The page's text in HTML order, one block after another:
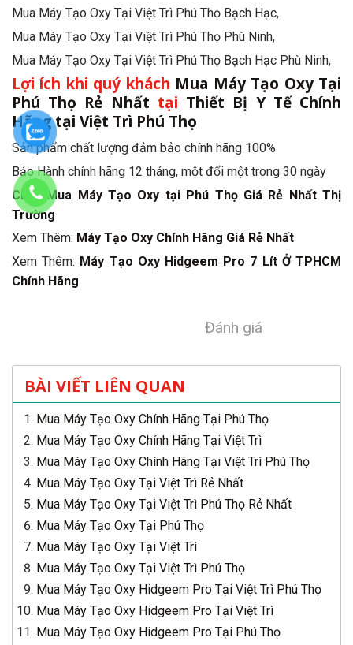
Mua Máy Tạo Oxy Tại Việt Trì Phú Thọ Bạch Hạc,
Mua Máy Tạo Oxy Tại Việt Trì Phú Thọ Phù Ninh,
Mua Máy Tạo Oxy Tại Việt Trì Phú Thọ Bạch Hạc Phù Ninh,
Lợi ích khi quý khách Mua Máy Tạo Oxy Tại
Phú Thọ Rẻ Nhất tại Thiết Bị Y Tế Chính
Hãng tại Việt Trì Phú Thọ
Sản phẩm chất lượng đảm bảo chính hãng 100%
Bảo Hành chính hãng 12 tháng, một đổi một trong 30 ngày
Click Mua Máy Tạo Oxy tại Phú Thọ Giá Rẻ Nhất Thị
Trường
Xem Thêm: Máy Tạo Oxy Chính Hãng Giá Rẻ Nhất
Xem Thêm: Máy Tạo Oxy Hidgeem Pro 7 Lít Ở TPHCM
Chính Hãng
Đánh giá
BÀI VIẾT LIÊN QUAN
Mua Máy Tạo Oxy Chính Hãng Tại Phú Thọ
Mua Máy Tạo Oxy Chính Hãng Tại Việt Trì
Mua Máy Tạo Oxy Chính Hãng Tại Việt Trì Phú Thọ
Mua Máy Tạo Oxy Tại Việt Trì Rẻ Nhất
Mua Máy Tạo Oxy Tại Việt Trì Phú Thọ Rẻ Nhất
Mua Máy Tạo Oxy Tại Phú Thọ
Mua Máy Tạo Oxy Tại Việt Trì
Mua Máy Tạo Oxy Tại Việt Trì Phú Thọ
Mua Máy Tạo Oxy Hidgeem Pro Tại Việt Trì Phú Thọ
Mua Máy Tạo Oxy Hidgeem Pro Tại Việt Trì
Mua Máy Tạo Oxy Hidgeem Pro Tại Phú Thọ